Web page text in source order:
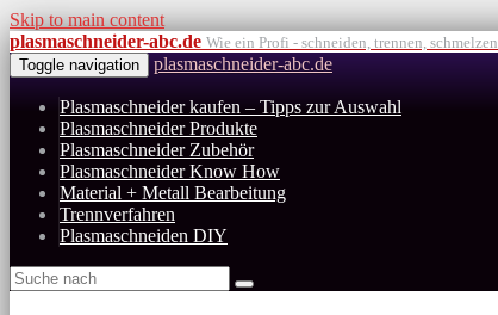
Skip to main content
plasmaschneider-abc.de Wie ein Profi - schneiden, trennen, schmelzen
Toggle navigation
plasmaschneider-abc.de
Plasmaschneider kaufen – Tipps zur Auswahl
Plasmaschneider Produkte
Plasmaschneider Zubehör
Plasmaschneider Know How
Material + Metall Bearbeitung
Trennverfahren
Plasmaschneiden DIY